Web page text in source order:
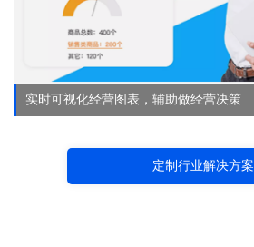
实时可视化经营图表，辅助做经营决策
定制行业解决方案